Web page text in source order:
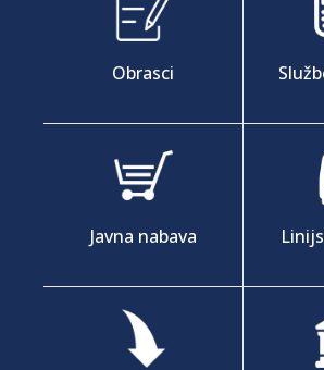
Obrasci
Javna nabava